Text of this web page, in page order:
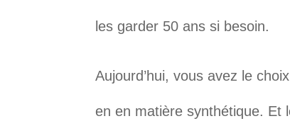
les garder 50 ans si besoin.
Aujourd’hui, vous avez le
en en matière synthétique. Et